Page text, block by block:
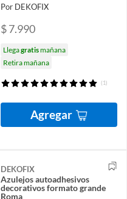
Por DEKOFIX
$ 7.990
Llegagratismañana
Retira mañana
(1)
Agregar
DEKOFIX
Azulejos autoadhesivos
decorativos formato grande
Roma